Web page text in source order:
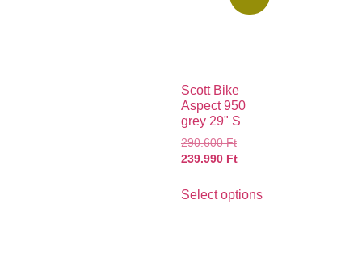
Scott Bike
Aspect 950
grey 29" S
290.600Ft
239.990 Ft
Select options